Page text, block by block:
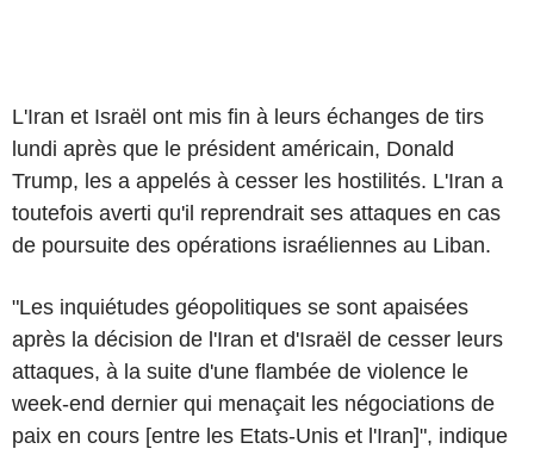
L'Iran et Israël ont mis fin à leurs échanges de tirs
lundi après que le président américain, Donald
Trump, les a appelés à cesser les hostilités. L'Iran a
toutefois averti qu'il reprendrait ses attaques en cas
de poursuite des opérations israéliennes au Liban.
"Les inquiétudes géopolitiques se sont apaisées
après la décision de l'Iran et d'Israël de cesser leurs
attaques, à la suite d'une flambée de violence le
week-end dernier qui menaçait les négociations de
paix en cours [entre les Etats-Unis et l'Iran]", indique